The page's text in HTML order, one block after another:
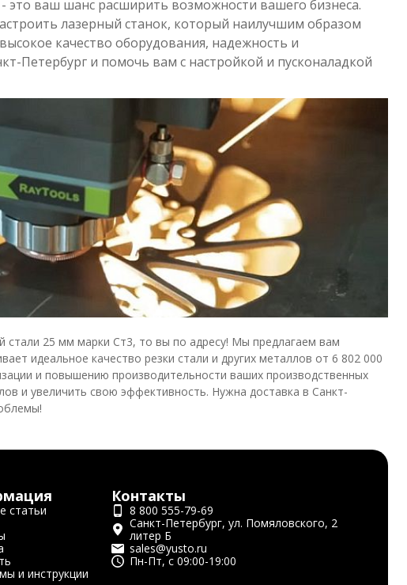
это ваш шанс расширить возможности вашего бизнеса.
лазерный станок, который наилучшим образом
качество оборудования, надежность и
Петербург и помочь вам с настройкой и пусконаладкой
стали 25 мм марки Ст3, то вы по адресу! Мы предлагаем вам
идеальное качество резки стали и других металлов от 6 802 000
и повышению производительности ваших производственных
и увеличить свою эффективность. Нужна доставка в Санкт-
статьи
и инструкции
Контакты
8 800 555-79-69
Санкт-Петербург, ул. Помяловского, 2
литер Б
sales@yusto.ru
Пн-Пт, с 09:00-19:00